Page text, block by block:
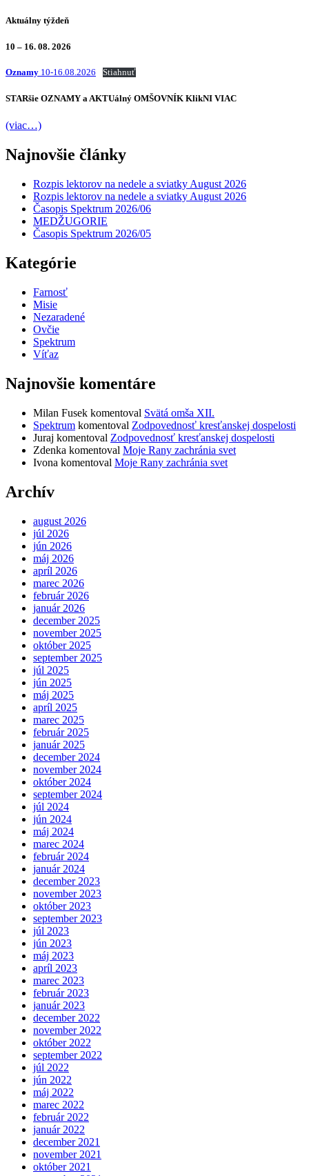
Aktuálny týždeň
10 – 16. 08. 2026
Oznamy 10-16.08.2026 Stiahnuť
STARšie OZNAMY a AKTUálný OMŠOVNÍK KlikNI VIAC
(viac…)
Najnovšie články
Rozpis lektorov na nedele a sviatky August 2026
Rozpis lektorov na nedele a sviatky August 2026
Časopis Spektrum 2026/06
MEDŽUGORIE
Časopis Spektrum 2026/05
Kategórie
Farnosť
Misie
Nezaradené
Ovčie
Spektrum
Víťaz
Najnovšie komentáre
Milan Fusek komentoval Svätá omša XII.
Spektrum komentoval Zodpovednosť kresťanskej dospelosti
Juraj komentoval Zodpovednosť kresťanskej dospelosti
Zdenka komentoval Moje Rany zachránia svet
Ivona komentoval Moje Rany zachránia svet
Archív
august 2026
júl 2026
jún 2026
máj 2026
apríl 2026
marec 2026
február 2026
január 2026
december 2025
november 2025
október 2025
september 2025
júl 2025
jún 2025
máj 2025
apríl 2025
marec 2025
február 2025
január 2025
december 2024
november 2024
október 2024
september 2024
júl 2024
jún 2024
máj 2024
marec 2024
február 2024
január 2024
december 2023
november 2023
október 2023
september 2023
júl 2023
jún 2023
máj 2023
apríl 2023
marec 2023
február 2023
január 2023
december 2022
november 2022
október 2022
september 2022
júl 2022
jún 2022
máj 2022
marec 2022
február 2022
január 2022
december 2021
november 2021
október 2021